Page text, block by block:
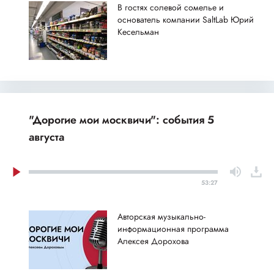
В гостях солевой сомелье и
основатель компании SaltLab Юрий
Кесельман
"Дорогие мои москвичи": события 5
августа
53:27
Авторская музыкально-
информационная программа
Алексея Дорохова